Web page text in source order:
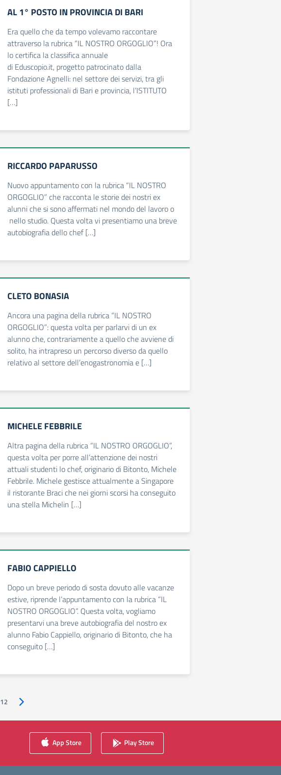
AL 1° POSTO IN PROVINCIA DI BARI
Era quello che da tempo volevamo raccontare
attraverso la rubrica “IL NOSTRO ORGOGLIO”! Ora
lo certifica la classifica annuale
di Eduscopio.it, progetto patrocinato dalla
Fondazione Agnelli: nel settore dei servizi, tra gli
istituti professionali di Bari e provincia, l’ISTITUTO
[…]
RICCARDO PAPARUSSO
Nuovo appuntamento con la rubrica “IL NOSTRO
ORGOGLIO” che racconta le storie dei nostri ex
alunni che si sono affermati nel mondo del lavoro o
nello studio. Questa volta vi presentiamo una breve
autobiografia dello chef […]
CLETO BONASIA
Ancora una pagina della rubrica “IL NOSTRO
ORGOGLIO”: questa volta per parlarvi di un ex
alunno che, contrariamente a quello che avviene di
solito, ha intrapreso un percorso diverso da quello
relativo al settore dell’enogastronomia e […]
MICHELE FEBBRILE
Altra pagina della rubrica “IL NOSTRO ORGOGLIO”,
questa volta per porre all’attenzione dei nostri
attuali studenti lo chef, originario di Bitonto, Michele
Febbrile. Michele gestisce attualmente a Singapore
il ristorante Braci che nei giorni scorsi ha conseguito
una stella Michelin […]
FABIO CAPPIELLO
Dopo un breve periodo di sosta dovuto alle vacanze
estive, riprende l’appuntamento con la rubrica “IL
NOSTRO ORGOGLIO”. Questa volta, vogliamo
presentarvi una breve autobiografia del nostro ex
alunno Fabio Cappiello, originario di Bitonto, che ha
conseguito […]
12 Pagina successiva
App Store Play Store